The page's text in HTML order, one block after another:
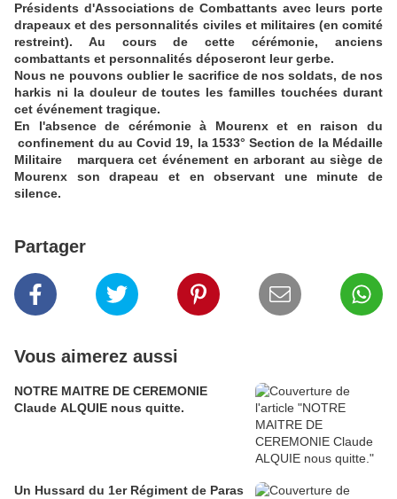
Présidents d'Associations de Combattants avec leurs porte
drapeaux et des personnalités civiles et militaires (en comité
restreint). Au cours de cette cérémonie, anciens
combattants et personnalités déposeront leur gerbe.
Nous ne pouvons oublier le sacrifice de nos soldats, de nos
harkis ni la douleur de toutes les familles touchées durant
cet événement tragique.
En l'absence de cérémonie à Mourenx et en raison du
confinement du au Covid 19, la 1533° Section de la Médaille
Militaire marquera cet événement en arborant au siège de
Mourenx son drapeau et en observant une minute de
silence.
Partager
Vous aimerez aussi
NOTRE MAITRE DE CEREMONIE
Claude ALQUIE nous quitte.
Un Hussard du 1er Régiment de Paras